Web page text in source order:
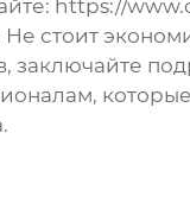
https://
стоит
заключайте